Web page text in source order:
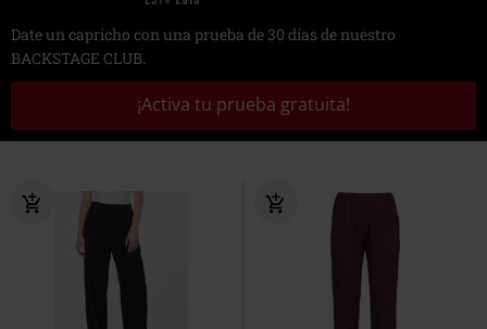
Date un capricho con una prueba de 30 días de nuestro
BACKSTAGE CLUB.
¡Activa tu prueba gratuita!